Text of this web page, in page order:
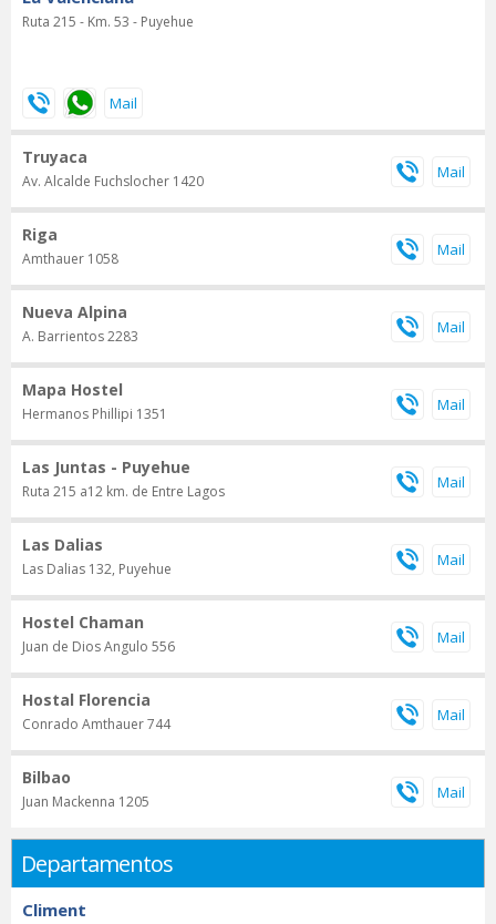
Ruta 215 - Km. 53 - Puyehue
Truyaca
Av. Alcalde Fuchslocher 1420
Riga
Amthauer 1058
Nueva Alpina
A. Barrientos 2283
Mapa Hostel
Hermanos Phillipi 1351
Las Juntas - Puyehue
Ruta 215 a12 km. de Entre Lagos
Las Dalias
Las Dalias 132, Puyehue
Hostel Chaman
Juan de Dios Angulo 556
Hostal Florencia
Conrado Amthauer 744
Bilbao
Juan Mackenna 1205
Departamentos
Climent